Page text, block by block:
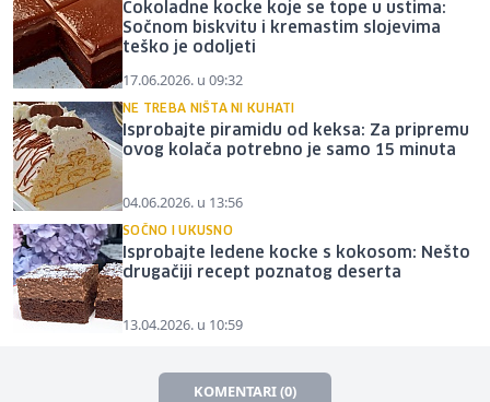
Čokoladne kocke koje se tope u ustima:
Sočnom biskvitu i kremastim slojevima
teško je odoljeti
17.06.2026. u 09:32
NE TREBA NIŠTA NI KUHATI
Isprobajte piramidu od keksa: Za pripremu
ovog kolača potrebno je samo 15 minuta
04.06.2026. u 13:56
SOČNO I UKUSNO
Isprobajte ledene kocke s kokosom: Nešto
drugačiji recept poznatog deserta
13.04.2026. u 10:59
KOMENTARI (0)